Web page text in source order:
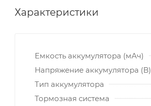
Характеристики
Емкость аккумулятора (мАч)
Напряжение аккумулятора (В)
Тип аккумулятора
Тормозная система